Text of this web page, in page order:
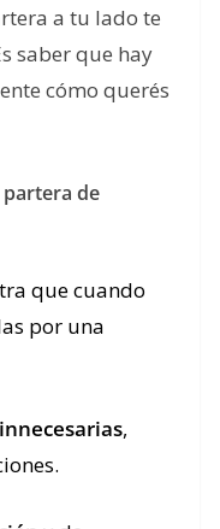
a tu lado te
saber que hay
cómo querés
de
que cuando
por una
,